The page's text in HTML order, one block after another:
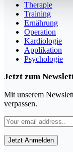
Therapie
Training
Ernährung
Operation
Kardiologie
Applikation
Psychologie
Jetzt zum
Mit unserem
verpassen.